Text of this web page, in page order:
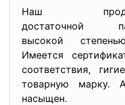
Наш
достаточной
высокой
Имеется
соответствия,
товарную марку.
насыщен.